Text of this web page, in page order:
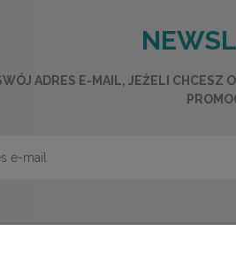
ADRES E-MAIL, JEŻELI CHCESZ